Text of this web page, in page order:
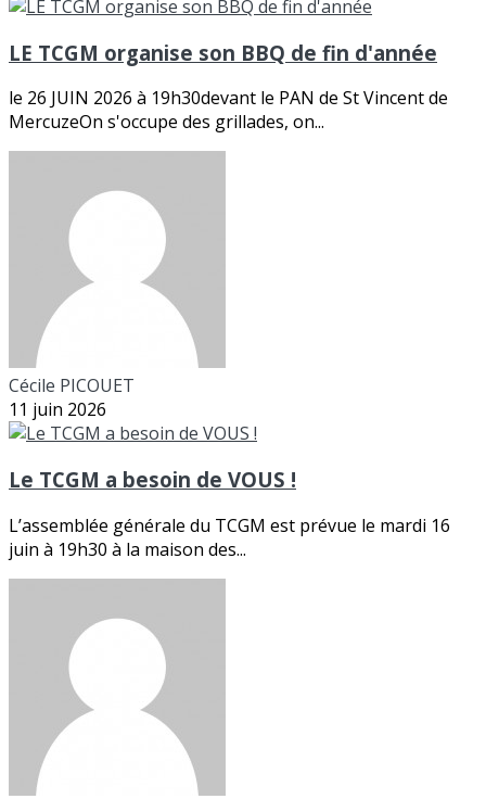
LE TCGM organise son BBQ de fin d'année
le 26 JUIN 2026 à 19h30devant le PAN de St Vincent de
MercuzeOn s'occupe des grillades, on...
Cécile PICOUET
11 juin 2026
Le TCGM a besoin de VOUS !
L’assemblée générale du TCGM est prévue le mardi 16
juin à 19h30 à la maison des...